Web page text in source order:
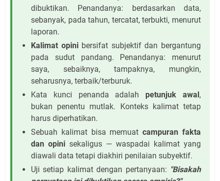
dibuktikan. Penandanya: berdasarkan data,
sebanyak, pada tahun, tercatat, terbukti, menurut
laporan.
Kalimat opinibersifat subjektif dan bergantung
pada sudut pandang. Penandanya: menurut
saya, sebaiknya, tampaknya, mungkin,
seharusnya, terbaik/terburuk.
Kata kunci penanda adalah petunjuk awal,
bukan penentu mutlak. Konteks kalimat tetap
harus diperhatikan.
Sebuah kalimat bisa memuatcampuran fakta
dan opini sekaligus — waspadai kalimat yang
diawali data tetapi diakhiri penilaian subyektif.
Uji setiap kalimat dengan pertanyaan: "Bisakah